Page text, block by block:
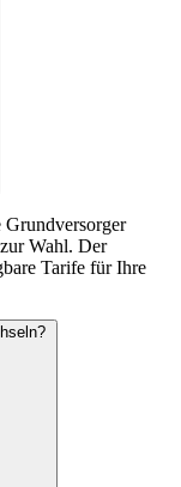
Grundversorger
Wahl. Der
Tarife für Ihre